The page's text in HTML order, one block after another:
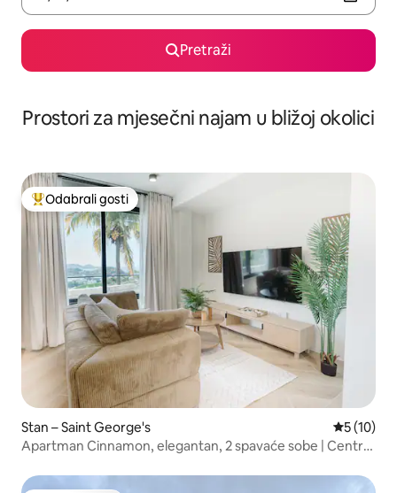
Pretraži
Prostori za mjesečni najam u bližoj okolici
Među najviše rangiranima s oznakom „Odabrali gosti”
Odabrali gosti
Stan – Saint George's Prosječna
5 (10)
Apartman Cinnamon, elegantan, 2 spavaće sobe | Central